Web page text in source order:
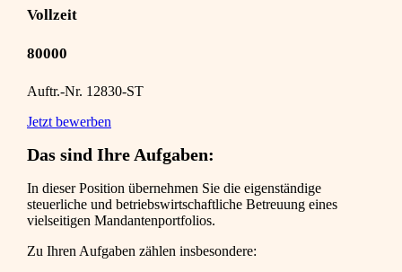
Vollzeit
80000
Auftr.-Nr. 12830-ST
Jetzt bewerben
Das sind Ihre Aufgaben:
In dieser Position übernehmen Sie die eigenständige
steuerliche und betriebswirtschaftliche Betreuung eines
vielseitigen Mandantenportfolios.
Zu Ihren Aufgaben zählen insbesondere: